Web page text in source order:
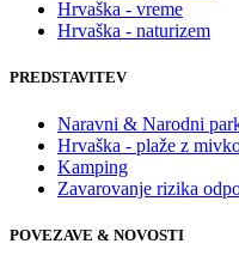
Hrvaška - vreme
Hrvaška - naturizem
PREDSTAVITEV
Naravni & Narodni
Hrvaška - plaže z
Kamping
Zavarovanje rizika
POVEZAVE & NOVOSTI